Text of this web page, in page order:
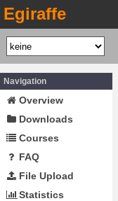
Egiraffe
Navigation
Overview
Downloads
Courses
FAQ
File Upload
Statistics